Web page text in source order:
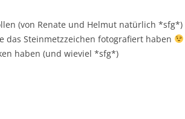
(von Renate und Helmut natürlich *sfg*)
das Steinmetzzeichen fotografiert haben
haben (und wieviel *sfg*)